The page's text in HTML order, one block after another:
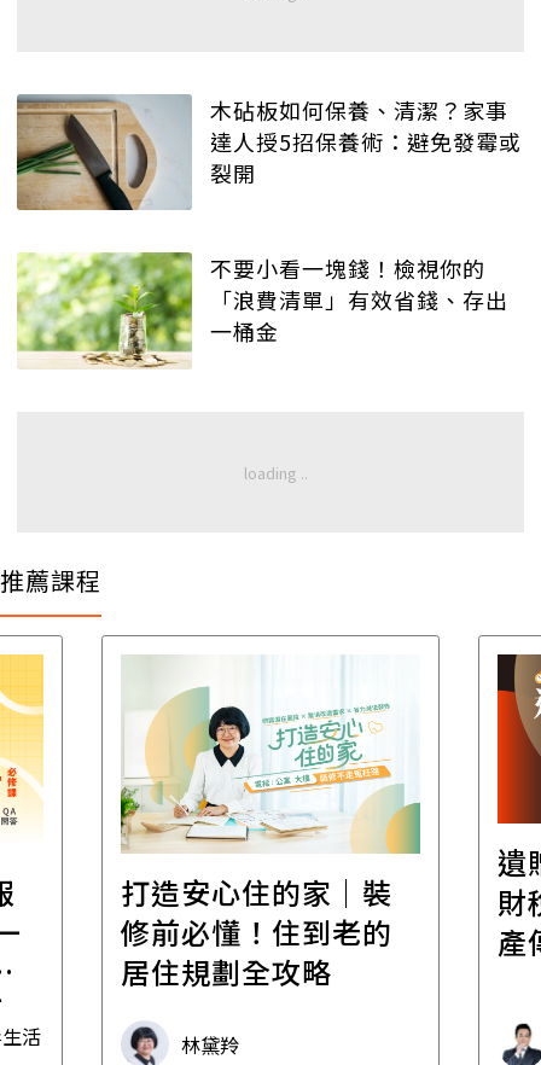
木砧板如何保養、清潔？家事
達人授5招保養術：避免發霉或
裂開
不要小看一塊錢！檢視你的
「浪費清單」有效省錢、存出
一桶金
推薦課程
活
打造安心住的家｜裝
修前必懂！住到老的
居住規劃全攻略
林黛羚
遺
財
產